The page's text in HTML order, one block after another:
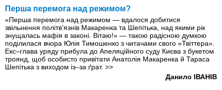
Перша перемога над режимом?
«Перша перемога над режимом — вдалося добитися
звільнення політв’язнів Макаренка та Шепітька, над якими рік
знущалась мафія в законі. Вітаю!» — такою радісною думкою
поділилася вчора Юлiя Тимошенко з читачами свого «Твіттера».
Екс–глава уряду прибула до Апеляцiйного суду Києва з букетом
троянд, щоб особисто привiтати Анатолiя Макаренка й Тараса
Шепiтька з виходом із–за ґрат. >>
Данило ІВАНІВ